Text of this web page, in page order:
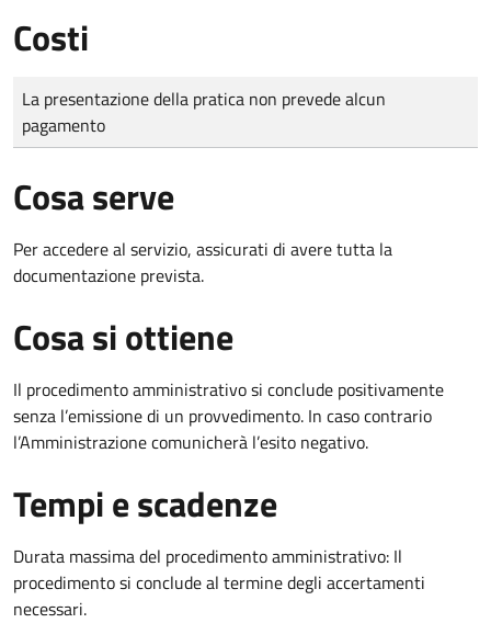
Costi
Tipo di pagamento
Importo
La presentazione della pratica non prevede alcun
pagamento
Cosa serve
Per accedere al servizio, assicurati di avere tutta la
documentazione prevista.
Cosa si ottiene
Il procedimento amministrativo si conclude positivamente
senza l’emissione di un provvedimento. In caso contrario
l’Amministrazione comunicherà l’esito negativo.
Tempi e scadenze
Durata massima del procedimento amministrativo: Il
procedimento si conclude al termine degli accertamenti
necessari.